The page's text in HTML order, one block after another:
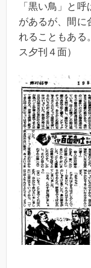
「黒い鳥」と
があるが、間に
れることもある
ス夕刊４面）